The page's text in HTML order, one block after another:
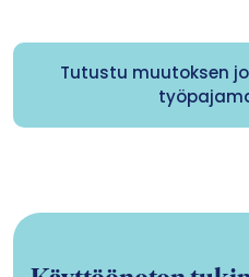
Tutustu muutoksen